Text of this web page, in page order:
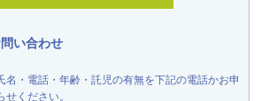
い合わせ
名・電話・年齢・託児の有無を下記の電話かお申
ください。